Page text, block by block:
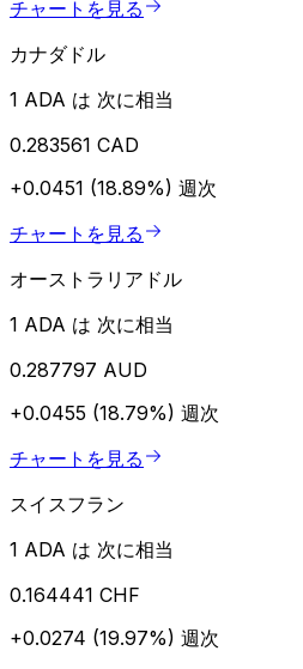
チャートを見る
カナダドル
1 ADA は 次に相当
0.283561 CAD
+0.0451 (18.89%) 週次
チャートを見る
オーストラリアドル
1 ADA は 次に相当
0.287797 AUD
+0.0455 (18.79%) 週次
チャートを見る
スイスフラン
1 ADA は 次に相当
0.164441 CHF
+0.0274 (19.97%) 週次